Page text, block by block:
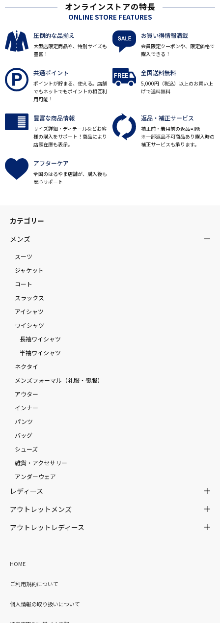
オンラインストアの特長
ONLINE STORE FEATURES
圧倒的な品揃え
大型店限定商品や、特別サイズも
豊富！
お買い得情報満載
会員限定クーポンや、限定価格で
購入できる！
共通ポイント
ポイントが貯まる、使える。店舗
でもネットでもポイントの相互利
用可能！
全国送料無料
5,000円（税込）以上のお買い上
げで送料無料
豊富な商品情報
サイズ詳細・ディテールなどお客
様の購入をサポート！商品により
店頭在庫も表示。
返品・補正サービス
補正前・着用前の返品可能
※一部返品不可商品あり購入時の
補正サービスも承ります。
アフターケア
全国のはるやま店舗が、購入後も
安心サポート
カテゴリー
メンズ
スーツ
ジャケット
コート
スラックス
アイシャツ
ワイシャツ
長袖ワイシャツ
半袖ワイシャツ
ネクタイ
メンズフォーマル（礼服・喪服）
アウター
インナー
パンツ
バッグ
シューズ
雑貨・アクセサリー
アンダーウェア
レディース
アウトレットメンズ
アウトレットレディース
HOME
ご利用規約について
個人情報の取り扱いについて